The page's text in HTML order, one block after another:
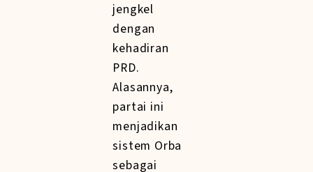
jengkel
dengan
kehadiran
PRD.
Alasannya,
partai ini
menjadikan
sistem Orba
sebagai